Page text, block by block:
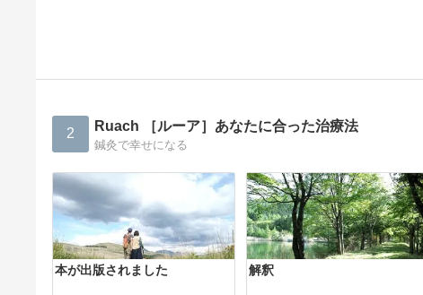
2 Ruach ［ルーア］あなたに合った治療法
鍼灸で幸せになる
本が出版されました 解釈